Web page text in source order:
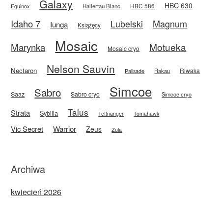
Equinox Galaxy Hallertau Blanc HBC 586 HBC 630
Idaho 7 Iunga Książęcy Lubelski
Magnum
Marynka
Mosaic Mosaic cryo Motueka
Nectaron Nelson Sauvin Palisade Rakau Riwaka
Saaz Sabro Sabro cryo Simcoe Simcoe cryo
Strata Sybilla Talus Tettnanger Tomahawk
Vic Secret Warrior Zeus Zula
Archiwa
kwiecień 2026